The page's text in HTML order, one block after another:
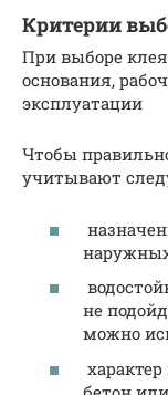
Критерии
При выборе
основания,
эксплуатации
Чтобы
учитывают
не
можно